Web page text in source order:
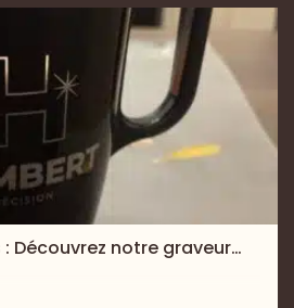
Découvrez notre graveur…